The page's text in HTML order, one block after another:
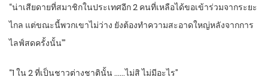
“น่าเสียดายที่สมาชิกในประเทศอีก 2 คนที่เหลือได้ขอเข้าร่วมจากระยะ
ไกล แต่ขณะนี้พวกเขาไม่ว่าง ยังต้องทำความสะอาดใหญ่หลังจากการ
ไลฟ์สดครั้งนั้น’”
“1 ใน 2 ที่เป็นชาวต่างชาตินั้น ……ไม่สิ ไม่มีอะไร”